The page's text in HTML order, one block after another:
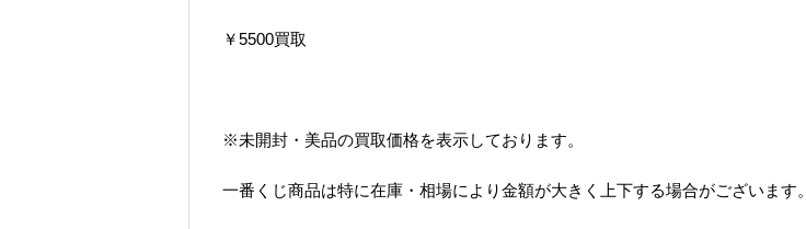
￥5500買取
※未開封・美品の買取価格を表示しております。
一番くじ商品は特に在庫・相場により金額が大きく上下する場合がございます。